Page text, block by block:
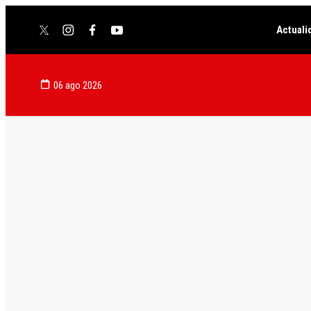
twitterinstagram
facebookyoutube
06 ago 2026